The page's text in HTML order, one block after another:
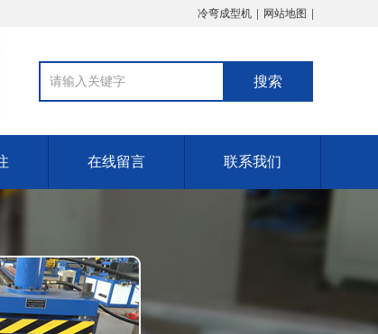
冷弯成型机 网站地图
在线留言 联系我们